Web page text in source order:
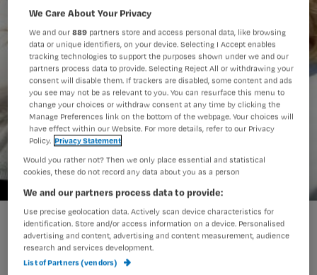
10 meest inspirerende initiatieven in de zorg
We Care About Your Privacy
We and our889 partners store and access personal data, like browsing
data or unique identifiers, on your device. Selecting I Accept enables
tracking technologies to support the purposes shown under we and our
partners process data to provide. Selecting Reject All or withdrawing your
consent will disable them. If trackers are disabled, some content and ads
you see may not be as relevant to you. You can resurface this menu to
change your choices or withdraw consent at any time by clicking the
Manage Preferences link on the bottom of the webpage. Your choices will
have effect within our Website. For more details, refer to our Privacy
Policy. Privacy Statement
Would you rather not? Then we only place essential and statistical
cookies, these do not record any data about you as a person
We and our partners process data to provide:
Use precise geolocation data. Actively scan device characteristics for
identification. Store and/or access information on a device. Personalised
advertising and content, advertising and content measurement, audience
research and services development.
List of Partners (vendors)